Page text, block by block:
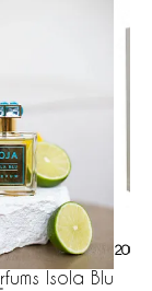
Isola Blu
200